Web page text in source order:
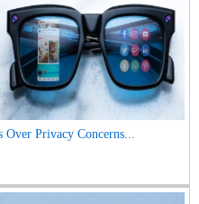
Over Privacy Concerns...